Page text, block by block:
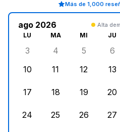
Más de 1,000
ago 2026 Alta
LU MA MI JU
lunes, agosto 3, 2026
3
martes, agosto 4,
4 5 6
10
11
12
13
17
18
19
20
24
25
26
27